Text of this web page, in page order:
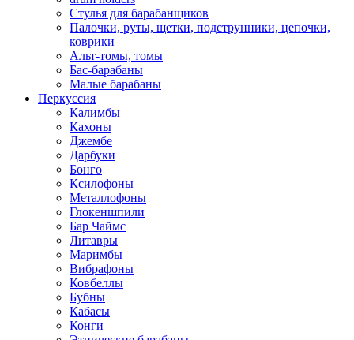
Стулья для барабанщиков
Палочки, руты, щетки, подструнники, цепочки,
коврики
Альт-томы, томы
Бас-барабаны
Малые барабаны
Перкуссия
Калимбы
Кахоны
Джембе
Дарбуки
Бонго
Ксилофоны
Металлофоны
Глокеншпили
Бар Чаймс
Литавры
Маримбы
Вибрафоны
Ковбеллы
Бубны
Кабасы
Конги